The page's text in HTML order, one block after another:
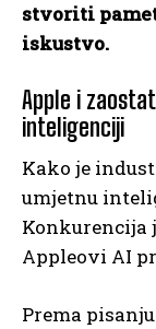
stvoriti
iskustvo.
Apple i
inteligenciji
Kako je
umjetnu
Konkurencija
Appleovi AI
Prema